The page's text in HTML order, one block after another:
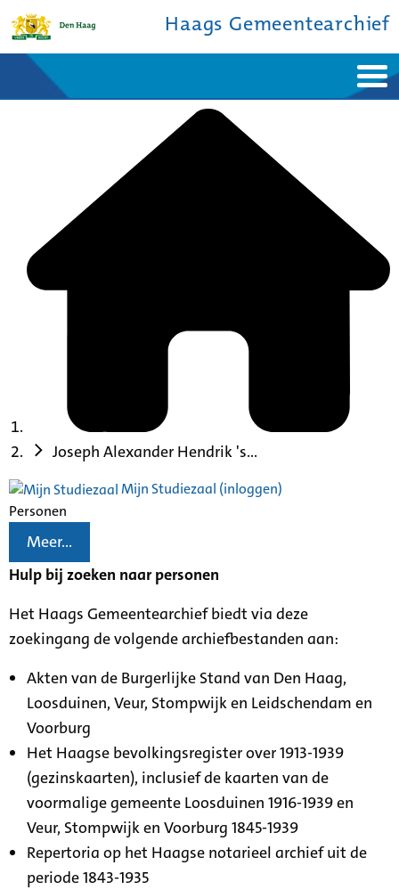
Haags Gemeentearchief
Bronnen en collecties
Joseph Alexander Hendrik 's...
Mijn Studiezaal (inloggen)
Personen
Meer...
Hulp bij zoeken naar personen
Het Haags Gemeentearchief biedt via deze
zoekingang de volgende archiefbestanden aan:
Akten van de Burgerlijke Stand van Den Haag,
Loosduinen, Veur, Stompwijk en Leidschendam en
Voorburg
Het Haagse bevolkingsregister over 1913-1939
(gezinskaarten), inclusief de kaarten van de
voormalige gemeente Loosduinen 1916-1939 en
Veur, Stompwijk en Voorburg 1845-1939
Repertoria op het Haagse notarieel archief uit de
periode 1843-1935